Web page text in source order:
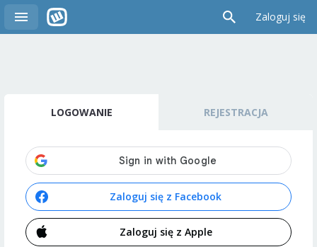
Zaloguj się
LOGOWANIE REJESTRACJA
Zaloguj się z Facebook
Zaloguj się z Apple